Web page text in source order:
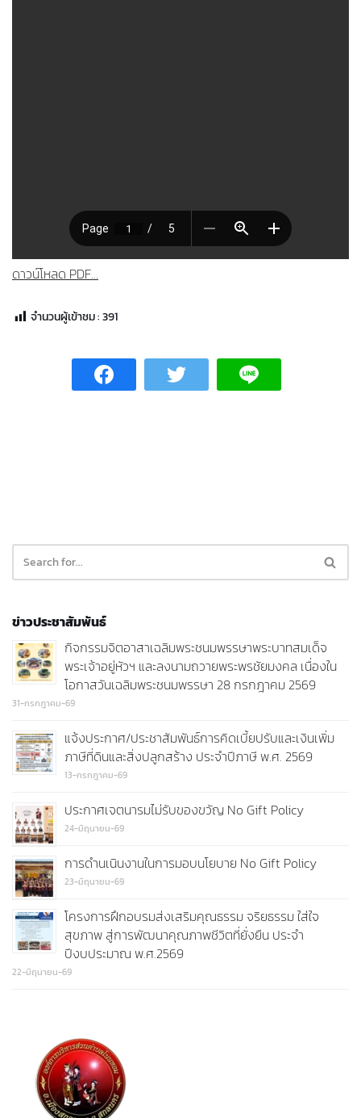
ดาวน์โหลด PDF...
จำนวนผู้เข้าชม :391
ข่าวประชาสัมพันธ์
กิจกรรมจิตอาสาเฉลิมพระชนมพรรษาพระบาทสมเด็จ
พระเจ้าอยู่หัวฯ และลงนามถวายพระพรชัยมงคล เนื่องใน
โอกาสวันเฉลิมพระชนมพรรษา 28 กรกฎาคม 2569
31-กรกฎาคม-69
แจ้งประกาศ/ประชาสัมพันธ์การคิดเบี้ยปรับและเงินเพิ่ม
ภาษีที่ดินและสิ่งปลูกสร้าง ประจำปีภาษี พ.ศ. 2569
13-กรกฎาคม-69
ประกาศเจตนารมไม่รับของขวัญ No Gift Policy
24-มิถุนายน-69
การดำนเนินงานในการมอบนโยบาย No Gift Policy
23-มิถุนายน-69
โครงการฝึกอบรมส่งเสริมคุณธรรม จริยธรรม ใส่ใจ
สุขภาพ สู่การพัฒนาคุณภาพชีวิตที่ยั่งยืน ประจำ
ปีงบประมาณ พ.ศ.2569
22-มิถุนายน-69